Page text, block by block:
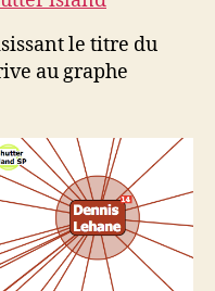
le titre du
au graphe